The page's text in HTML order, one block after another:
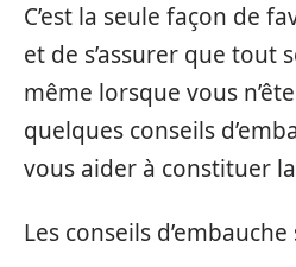
C’est la seule façon de
et de s’assurer que tout
même lorsque vous
quelques conseils
vous aider à constituer
Les conseils